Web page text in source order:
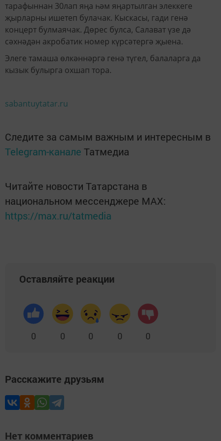
тарафыннан 30лап яңа һәм яңартылган элеккеге
җырларны ишетеп булачак. Кыскасы, гади генә
концерт булмаячак. Дөрес булса, Салават үзе дә
сәхнәдән акробатик номер күрсәтергә җыена.
Элеге тамаша өлкәннәргә генә түгел, балаларга да
кызык булырга охшап тора.
sabantuytatar.ru
Следите за самым важным и интересным в
Telegram-канале Татмедиа
Читайте новости Татарстана в
национальном мессенджере MАХ:
https://max.ru/tatmedia
Оставляйте реакции
0 0 0 0 0
Расскажите друзьям
Нет комментариев